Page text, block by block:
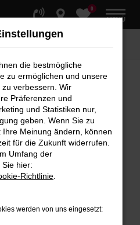
0
MENÜ
Error
aufgetreten.
die dir helfen können:
und deine
die bestmögliche
zu ermöglichen und unsere
verbessern. Wir
Präferenzen und
und Statistiken nur,
geben. Wenn Sie zu
Meinung ändern, können
für die Zukunft widerrufen.
Umfang der
hier:
Richtlinie
werden von uns eingesetzt: